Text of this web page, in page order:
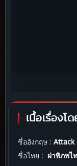
เนื้อเรื่องโ
ชื่ออังกฤษ : Attack
ชื่อไทย : ผ่าพิภพไ